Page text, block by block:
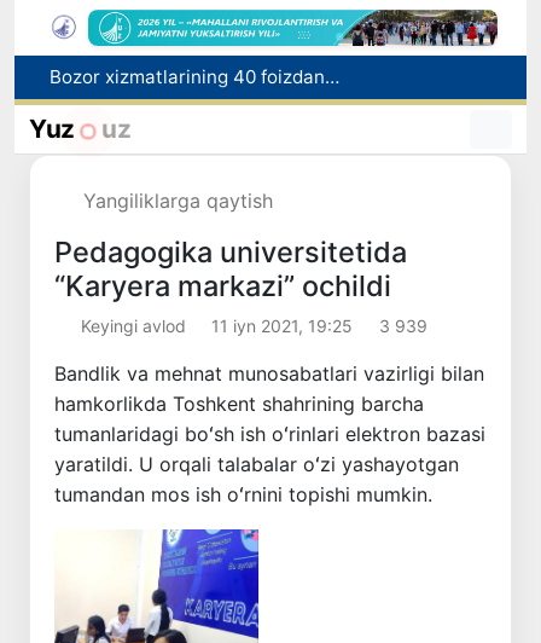
Bozor xizmatlarining 40 foizdan ortig‘i poytaxt hissasiga to‘g‘ri kelmoqda
“Men tanigan O‘zbekiston!”
Yuz uz
Yangiliklarga qaytish
Pedagogika universitetida
“Karyera markazi” ochildi
Keyingi avlod 11 iyn 2021, 19:25 3 939
Bandlik va mehnat munosabatlari vazirligi bilan
hamkorlikda Toshkent shahrining barcha
tumanlaridagi boʻsh ish oʻrinlari elektron bazasi
yaratildi. U orqali talabalar oʻzi yashayotgan
tumandan mos ish oʻrnini topishi mumkin.